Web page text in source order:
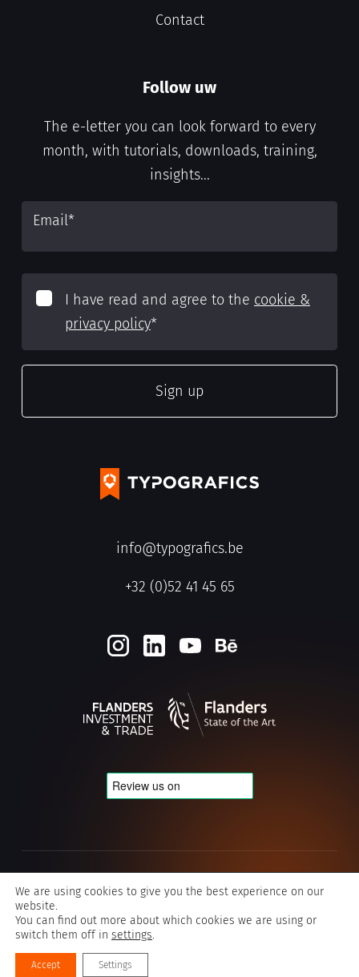
info@typografics.be
+32 (0)52 41 45 65
Contact
Follow uw
The e-letter you can look forward to every
month, with tutorials, downloads, training,
insights...
Email*
I have read and agree to the cookie &
privacy policy*
Privacy & Cookie policy
Algemene voorwaarden Typografics
©2026 Typografics
We are using cookies to give you the best experience on our
website.
You can find out more about which cookies we are using or
switch them off in settings.
Accept Settings